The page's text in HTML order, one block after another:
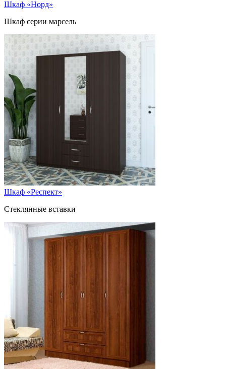
Шкаф «Норд»
Шкаф серии марсель
Шкаф «Респект»
Стеклянные вставки